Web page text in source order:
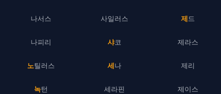
나서스
나피리
노틸러스
녹턴
사일러스
샤코
세나
세라핀
제드
제라스
제리
제이스